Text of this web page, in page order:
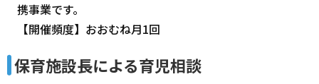
携事業です。
【開催頻度】おおむね月1回
保育施設長による育児相談